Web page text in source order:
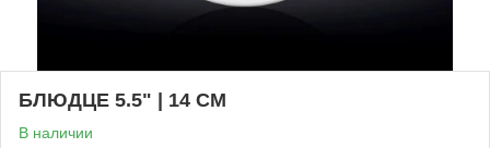
БЛЮДЦЕ 5.5" | 14 CM
В наличии